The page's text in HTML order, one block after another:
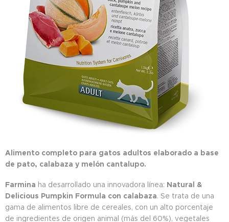
Alimento completo para gatos adultos elaborado a base
de pato, calabaza y melón cantalupo.
Farmina ha desarrollado una innovadora línea: Natural &
Delicious Pumpkin Formula con calabaza. Se trata de una
gama de alimentos libre de cereales, con un alto porcentaje
de ingredientes de origen animal (más del 60%), vegetales